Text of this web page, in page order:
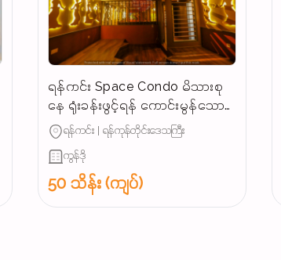
ရန်ကင်း Space Condo မိသားစု
နေ ရုံးခန်းဖွင့်ရန် ကောင်းမွန်သော
အခန်းအငှား
ရန်ကင်း | ရန်ကုန်တိုင်းဒေသကြီး
ကွန်ဒို
50 သိန်း (ကျပ်)